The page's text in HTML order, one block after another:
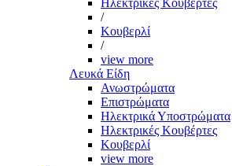
Ηλεκτρικές Κουβέρτες
/
Κουβερλί
/
view more
Λευκά Είδη
Ανωστρώματα
Επιστρώματα
Ηλεκτρικά Υποστρώματα
Ηλεκτρικές Κουβέρτες
Κουβερλί
view more